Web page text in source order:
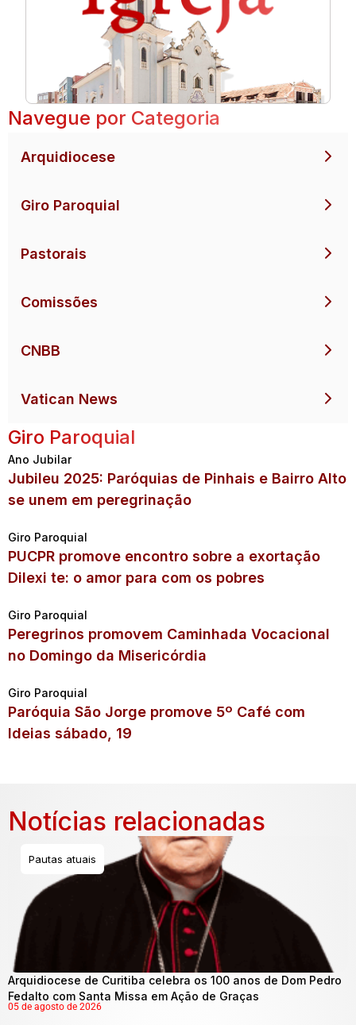
Navegue por Categoria
Arquidiocese
Giro Paroquial
Pastorais
Comissões
CNBB
Vatican News
Giro Paroquial
Ano Jubilar
Jubileu 2025: Paróquias de Pinhais e Bairro Alto
se unem em peregrinação
Giro Paroquial
PUCPR promove encontro sobre a exortação
Dilexi te: o amor para com os pobres
Giro Paroquial
Peregrinos promovem Caminhada Vocacional
no Domingo da Misericórdia
Giro Paroquial
Paróquia São Jorge promove 5º Café com
Ideias sábado, 19
Notícias relacionadas
Pautas atuais
Arquidiocese de Curitiba celebra os 100 anos de Dom Pedro
Fedalto com Santa Missa em Ação de Graças
05 de agosto de 2026